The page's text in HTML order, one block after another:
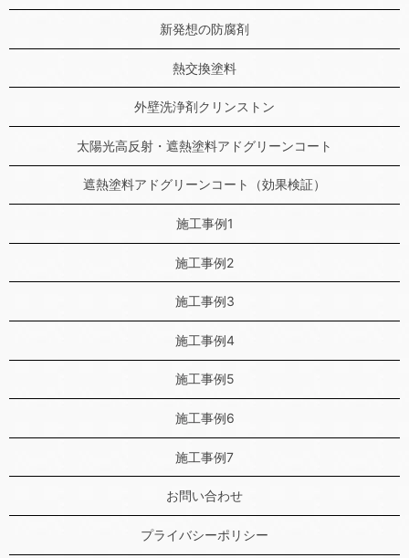
新発想の防腐剤
熱交換塗料
外壁洗浄剤クリンストン
太陽光高反射・遮熱塗料アドグリーンコート
遮熱塗料アドグリーンコート（効果検証）
施工事例1
施工事例2
施工事例3
施工事例4
施工事例5
施工事例6
施工事例7
お問い合わせ
プライバシーポリシー